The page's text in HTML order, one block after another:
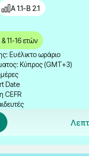
A 1.1-B 2.1
11-16 ετών
Ευέλικτο ωράριο
Κύπρος (GMT+3)
Date
CEFR